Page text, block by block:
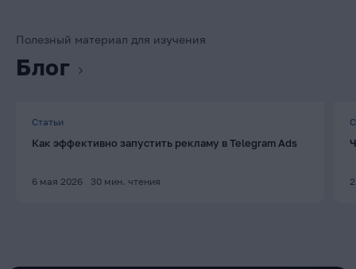
Полезный материал для изучения
Блог
Статьи
Как эффективно запустить рекламу в Telegram Ads
6 мая 2026 30 мин. чтения